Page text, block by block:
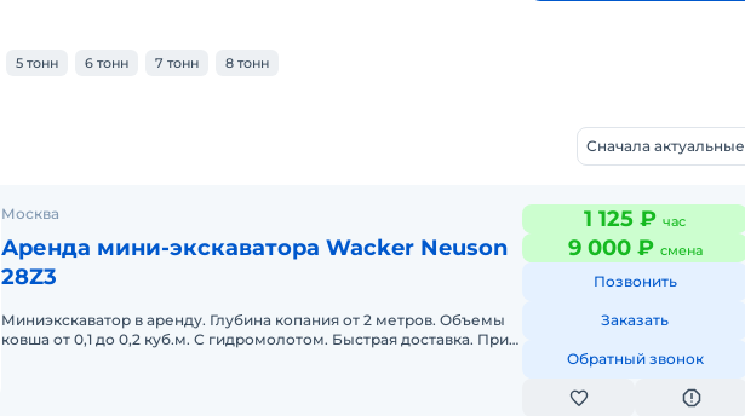
5 тонн 6 тонн 7 тонн 8 тонн
Сначала актуальные
Москва
Аренда мини-экскаватора Wacker Neuson
28Z3
Миниэкскаватор в аренду. Глубина копания от 2 метров. Объемы
ковша от 0,1 до 0,2 куб.м. С гидромолотом. Быстрая доставка. При
1 125 ₽ час
9 000 ₽ смена
Позвонить
Заказать
Обратный звонок